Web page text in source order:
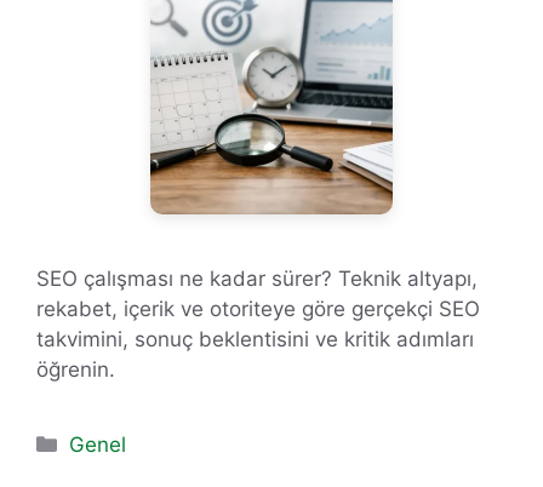
SEO çalışması ne kadar sürer? Teknik altyapı,
rekabet, içerik ve otoriteye göre gerçekçi SEO
takvimini, sonuç beklentisini ve kritik adımları
öğrenin.
Kategoriler
Genel